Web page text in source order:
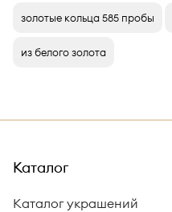
золотые кольца 585 пробы
из белого золота
Каталог
Каталог украшений